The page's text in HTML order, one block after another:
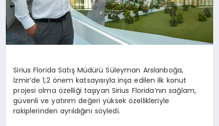
Sirius Florida Satış Müdürü Süleyman Arslanboğa,
İzmir’de 1,2 önem katsayısıyla inşa edilen ilk konut
projesi olma özelliği taşıyan Sirius Florida’nın sağlam,
güvenli ve yatırım değeri yüksek özellikleriyle
rakiplerinden ayrıldığını söyledi.